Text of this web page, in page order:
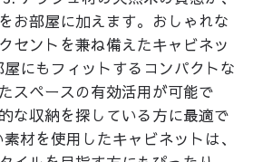
お部屋に加えます。おしゃれな
セントを兼ね備えたキャビネッ
にもフィットするコンパクトな
スペースの有効活用が可能で
な収納を探している方に最適で
材を使用したキャビネットは、